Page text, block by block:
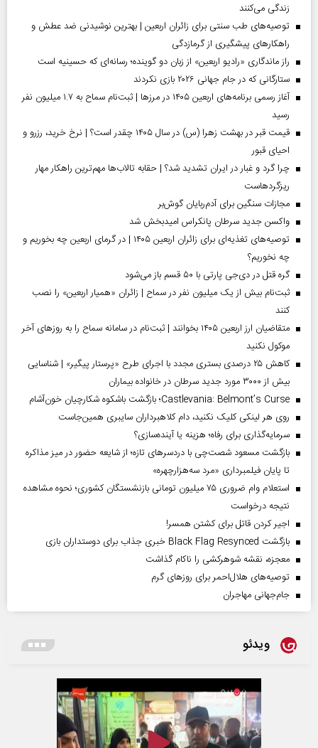
زندگی می‌کنند
توصیه‌های طب سنتی برای زائران اربعین | بهترین نوشیدنی ضد عطش و
راهکارهای پیشگیری از گرمازدگی
راز ماندگاری «رادیو اربعین» از زبان دو گوینده؛ رسانه‌ای که حسینیه است
ستارگانی که در جام جهانی ۲۰۲۶ بازی نکردند
آغاز رسمی برنامه‌های اربعین ۱۴۰۵ در مرز‌ها | ثبت‌نام سماح به ۱.۷ میلیون نفر
رسید
قیمت قبر در بهشت زهرا (س) در سال ۱۴۰۵ چقدر است؟ | نرخ خرید، رزرو و
احیای قبور
چرا گرد و غبار در ایران تشدید شد؟ | حقابه تالاب‌ها مهم‌ترین راهکار مهار
ریزگردهاست
مجازات سنگین برای آدم‌ربایان گوش‌بر
واکسن جدید سرطان پانکراس امیدبخش شد
توصیه‌های تغذیه‌ای برای زائران اربعین ۱۴۰۵ | در گرمای اربعین چه بخوریم و
چه نخوریم؟
گره قتل در دی‌جی پارتی با ۵۰ قسم باز می‌شود
ثبت‌نام بیش از یک میلیون نفر در سماح | زائران «همیار اربعین» را نصب
کنند
متقاضیان ارز اربعین ۱۴۰۵ بخوانند | ثبت‌نام در سامانه سماح را به روز‌های آخر
موکول نکنید
کاهش ۲۵ درصدی بستری مجدد با اجرای طرح «پرستار پیگیر» | شناسایی
بیش از ۳۰۰۰ مورد جدید سرطان در خانواده بیماران
Castlevania: Belmont’s Curse؛ بازگشت باشکوه شکارچیان خون‌آشام
روی هر لینکی کلیک نکنید، دام کلاهبرداران سایبری همین‌جاست
سرمایه‌گذاری برای رفاه؛ هزینه یا آینده‌سازی؟
بازگشت مسعود شصت‌چی با دردسر‌های تازه؛ از شایعه حضور در میز مذاکره
تا پایان فیلمبرداری «مرد سه‌هزارچهره»
استعلام وام ضروری ۷۵ میلیون تومانی بازنشستگان کشوری؛ نحوه مشاهده
نتیجه درخواست
اجیر کردن قاتل برای کشتن همسر!
بازگشت Black Flag Resynced خبری جذاب برای دوستداران بازی
معجزه، نقشه شوهرکشی را ناکام گذاشت
توصیه‌های هلال‌احمر برای روز‌های گرم
جام‌جهانی مهاجران
ویدئو